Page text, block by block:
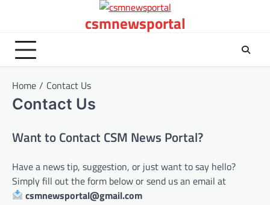
csmnewsportal
Home Contact Us
Contact Us
Want to Contact CSM News Portal?
Have a news tip, suggestion, or just want to say hello?
Simply fill out the form below or send us an email at
csmnewsportal@gmail.com